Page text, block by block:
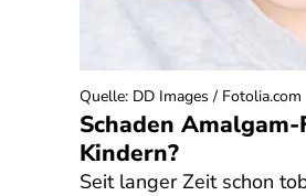
Schaden
Kindern?
Seit langer Zeit schon
Quelle: DD Images / Fotolia.com